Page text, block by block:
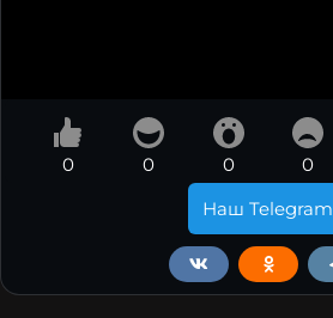
0 0 0 0
Наш Telegram